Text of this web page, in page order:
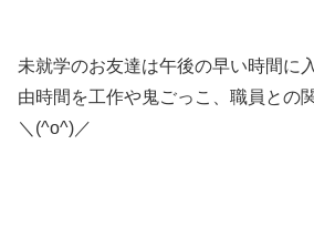
未就学のお友達は午後の早い時間に
由時間を工作や鬼ごっこ、職員との
＼(^o^)／